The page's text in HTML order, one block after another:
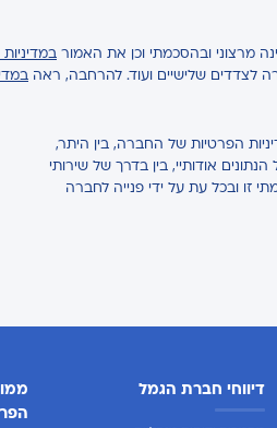
מרצוני ובהסכמתי וכן את האמור
לצדדים שלישיים ועוד. להרחבה, ראה
הפרטיות של החברה, בין היתר,
אודותיי, בין בדרך של שירותי
זו ובכל עת על ידי פנייה לחברה
דיווחי חברת הגמל